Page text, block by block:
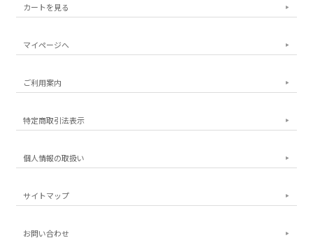
カートを見る
マイページへ
ご利用案内
特定商取引法表示
個人情報の取扱い
サイトマップ
お問い合わせ